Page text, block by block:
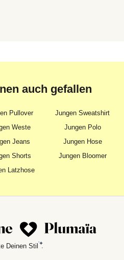
auch gefallen
Pullover
Jungen Sweatshirt
Weste
Jungen Polo
Jeans
Jungen Hose
Shorts
Jungen Bloomer
Latzhose
Deinen Stil